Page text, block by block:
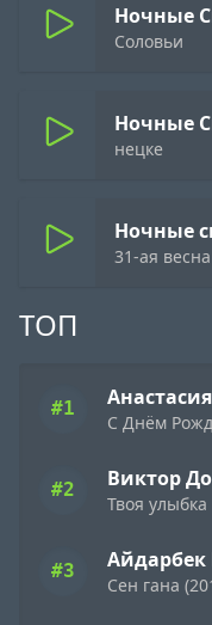
ТОП
#1
С Днём
#2 Виктор
Твоя улыбка
#3 Айдарбек
Сен гана
Ночные
Соловьи
Ночные
нецке
Ночные
31-ая весна